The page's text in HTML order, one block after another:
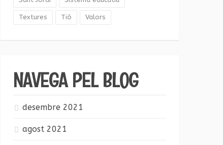
Textures Tió Valors
NAVEGA PEL BLOG
desembre 2021
agost 2021